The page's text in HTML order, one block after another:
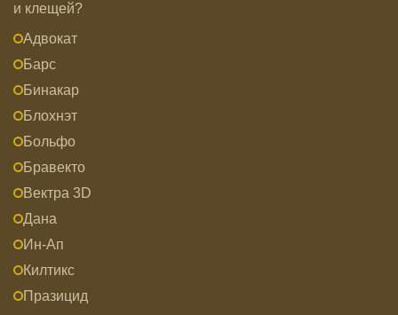
и клещей?
Адвокат
Барс
Бинакар
Блохнэт
Больфо
Бравекто
Вектра 3D
Дана
Ин-Ап
Килтикс
Празицид